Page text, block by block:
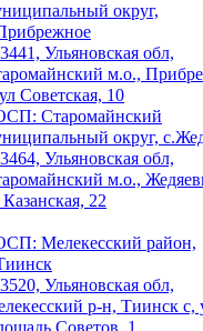
округ,
Ульяновская обл,
м.о.,
Советская, 10
Старомайнский
округ,
Ульяновская обл,
м.о.,
Казанская, 22
Мелекесский район,
Ульяновская обл,
р-н, Тиинск с,
Советов, 1